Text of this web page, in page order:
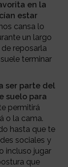
en la
estar
cansa lo
un largo
reposarla
terminar
ser parte del
suelo para
permitirá
o la cama.
hasta que te
sociales y
incluso jugar
que